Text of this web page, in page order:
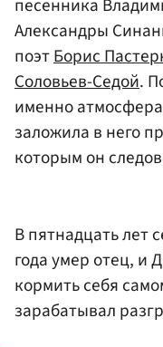
песенника
Александры
поэтБорис
Соловьев-Седой.
именно
заложила в него
которым он
В пятнадцать лет
года умер отец, и
кормить себя
зарабатывал